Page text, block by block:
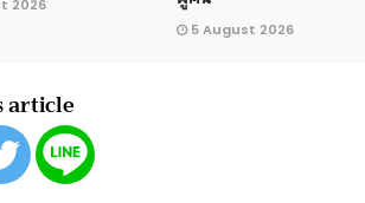
2026
5 August 2026
article